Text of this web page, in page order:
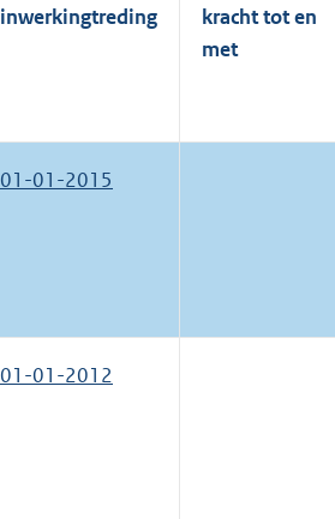
inwerkingtreding
kracht tot en
met
01-01-2015
01-01-2012